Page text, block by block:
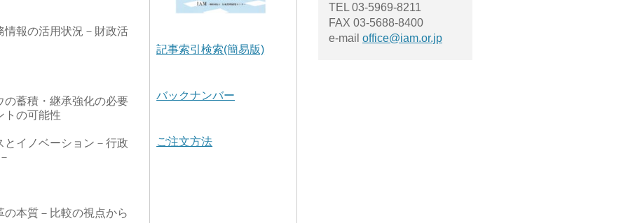
情報の活用状況－財政活
の蓄積・継承強化の必要
トの可能性
イノベーション－行政
本質－比較の視点から
記事索引検索(簡易版)
バックナンバー
ご注文方法
TEL 03-5969-8211
FAX 03-5688-8400
e-mail office@iam.or.jp